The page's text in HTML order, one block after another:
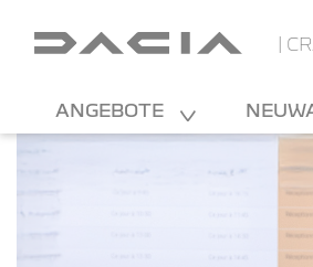
|
ANGEBOTE